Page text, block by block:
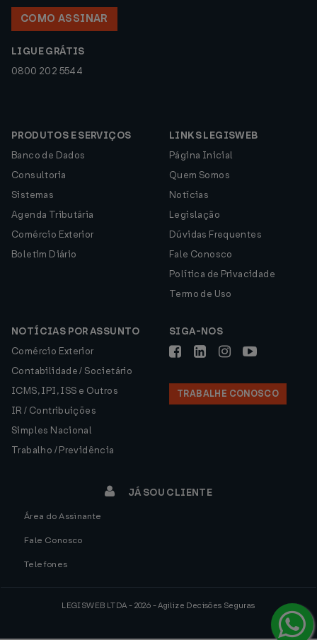
COMO ASSINAR
LIGUE GRÁTIS
0800 202 5544
PRODUTOS E SERVIÇOS
Banco de Dados
Consultoria
Sistemas
Agenda Tributária
Comércio Exterior
Boletim Diário
LINKS LEGISWEB
Página Inicial
Quem Somos
Notícias
Legislação
Dúvidas Frequentes
Fale Conosco
Política de Privacidade
Termo de Uso
NOTÍCIAS POR ASSUNTO
Comércio Exterior
Contabilidade / Societário
ICMS, IPI, ISS e Outros
IR / Contribuições
Simples Nacional
Trabalho / Previdência
SIGA-NOS
TRABALHE CONOSCO
JÁ SOU CLIENTE
Área do Assinante
Fale Conosco
Telefones
LEGISWEB LTDA - 2026 - Agilize Decisões Seguras